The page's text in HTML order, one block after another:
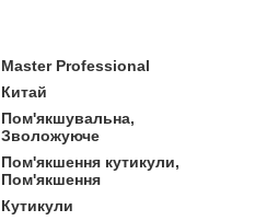
Master Professional
Китай
Пом'якшувальна,
Зволожуюче
Пом'якшення кутикули,
Пом'якшення
Кутикули